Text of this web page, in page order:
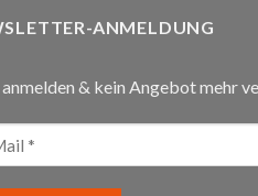
ANMELDUNG
& kein Angebot mehr